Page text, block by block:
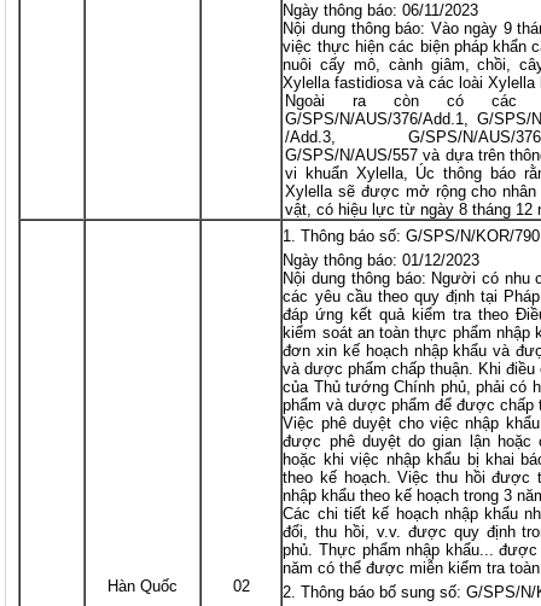
Ngày thông báo: 06/11/2023
Nội dung thông báo: Vào ngày 9
việc thực hiện các biện pháp khẩn
nuôi cấy mô, cành giâm, chồi,
Xylella fastidiosa và các loài Xylella
Ngoài ra còn có các
G/SPS/N/AUS/376/Add.1, G/SPS/
/Add.3, G/SPS/N/AUS/
G/SPS/N/AUS/557 và dựa trên
vi khuẩn Xylella, Úc thông báo
Xylella sẽ được mở rộng cho
vật, có hiệu lực từ ngày 8 tháng 12
Hàn Quốc 02
Thông báo số: G/SPS/N/KOR/790
Ngày thông báo: 01/12/2023
Nội dung thông báo: Người có nhu
các yêu cầu theo quy định tại
đáp ứng kết quả kiểm tra theo
kiểm soát an toàn thực phẩm nhập
đơn xin kế hoạch nhập khẩu và
và dược phẩm chấp thuận. Khi
của Thủ tướng Chính phủ, phải có
phẩm và dược phẩm để được chấp
Việc phê duyệt cho việc nhập
được phê duyệt do gian lận hoặc
hoặc khi việc nhập khẩu bị khai
theo kế hoạch. Việc thu hồi được
nhập khẩu theo kế hoạch trong 3
Các chi tiết kế hoạch nhập khẩu
đổi, thu hồi, v.v. được quy định
phủ. Thực phẩm nhập khẩu...
năm có thể được miễn kiểm tra
Thông báo bố sung số: G/SPS/